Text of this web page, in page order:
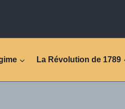
La Révolution de 1789